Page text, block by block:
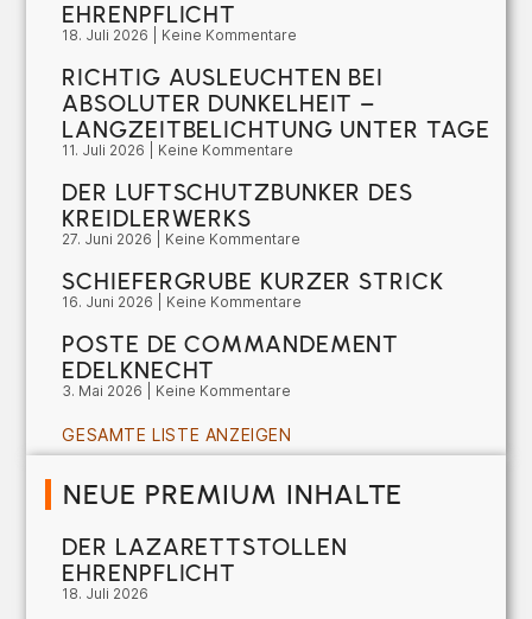
EHRENPFLICHT
18. Juli 2026 Keine Kommentare
RICHTIG AUSLEUCHTEN BEI
ABSOLUTER DUNKELHEIT –
LANGZEITBELICHTUNG UNTER TAGE
11. Juli 2026 Keine Kommentare
DER LUFTSCHUTZBUNKER DES
KREIDLERWERKS
27. Juni 2026 Keine Kommentare
SCHIEFERGRUBE KURZER STRICK
16. Juni 2026 Keine Kommentare
POSTE DE COMMANDEMENT
EDELKNECHT
3. Mai 2026 Keine Kommentare
GESAMTE LISTE ANZEIGEN
NEUE PREMIUM INHALTE
DER LAZARETTSTOLLEN
EHRENPFLICHT
18. Juli 2026